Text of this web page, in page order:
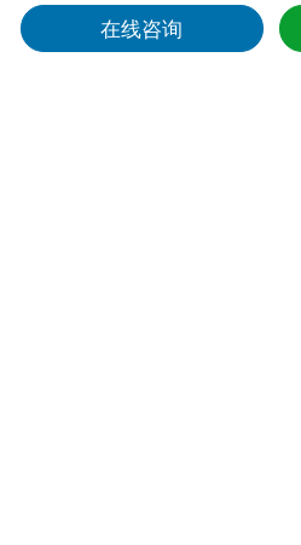
在线咨询